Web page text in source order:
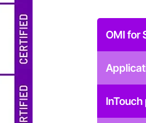
OMI for